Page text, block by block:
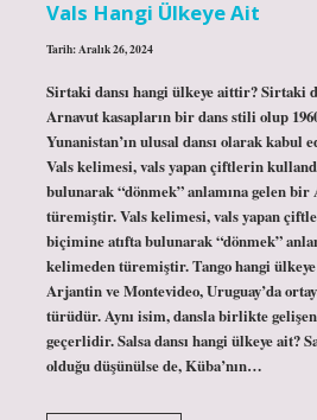
Vals Hangi Ülkeye Ait
Tarih: Aralık 26, 2024
Sirtaki dansı hangi ülkeye aittir? Sirtaki
Arnavut kasapların bir dans stili olup
Yunanistan’ın ulusal dansı olarak kabul
Vals kelimesi, vals yapan çiftlerin
bulunarak “dönmek” anlamına gelen
türemiştir. Vals kelimesi, vals yapan
biçimine atıfta bulunarak “dönmek”
kelimeden türemiştir. Tango hangi
Arjantin ve Montevideo, Uruguay’da
türüdür. Aynı isim, dansla birlikte
geçerlidir. Salsa dansı hangi ülkeye ait?
olduğu düşünülse de, Küba’nın…